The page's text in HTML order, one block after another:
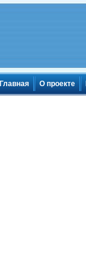
Главная О проекте